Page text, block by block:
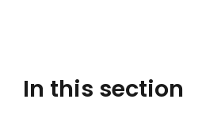
In this section